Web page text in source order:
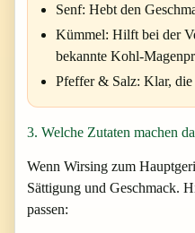
Senf: Hebt den
Kümmel: Hilft bei der
bekannte Kohl-
Pfeffer & Salz: Klar, die
3. Welche Zutaten machen
Wenn Wirsing zum
Sättigung und Geschmack.
passen: